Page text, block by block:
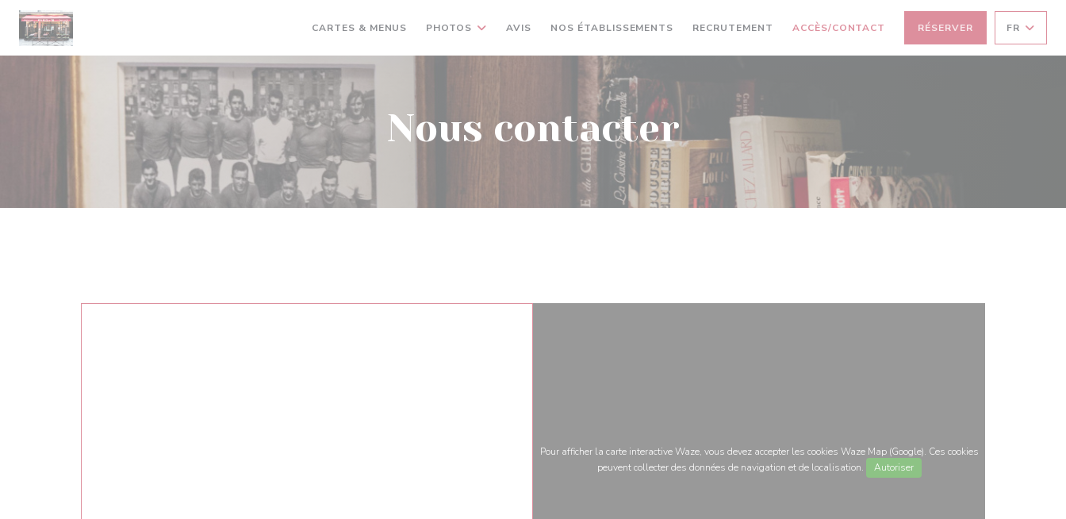
Personnalisation de vos choix en matière de cookies
CARTES & MENUS PHOTOS AVIS NOS ÉTABLISSEMENTS RECRUTEMENT ACCÈS/CONTACT RÉSERVER FR
Nous contacter
Pour afficher la carte interactive Waze, vous devez accepter les cookies Waze Map (Google). Ces cookies
peuvent collecter des données de navigation et de localisation.
Autoriser